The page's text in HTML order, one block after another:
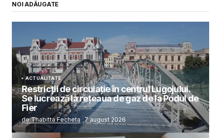
NOI ADĂUGATE
ACTUALITATE
Restricții de circulație în centrul Lugojului.
Se lucrează la rețeaua de gaz de la Podul de
Fier
de Thabitta Fecheta 7 august 2026